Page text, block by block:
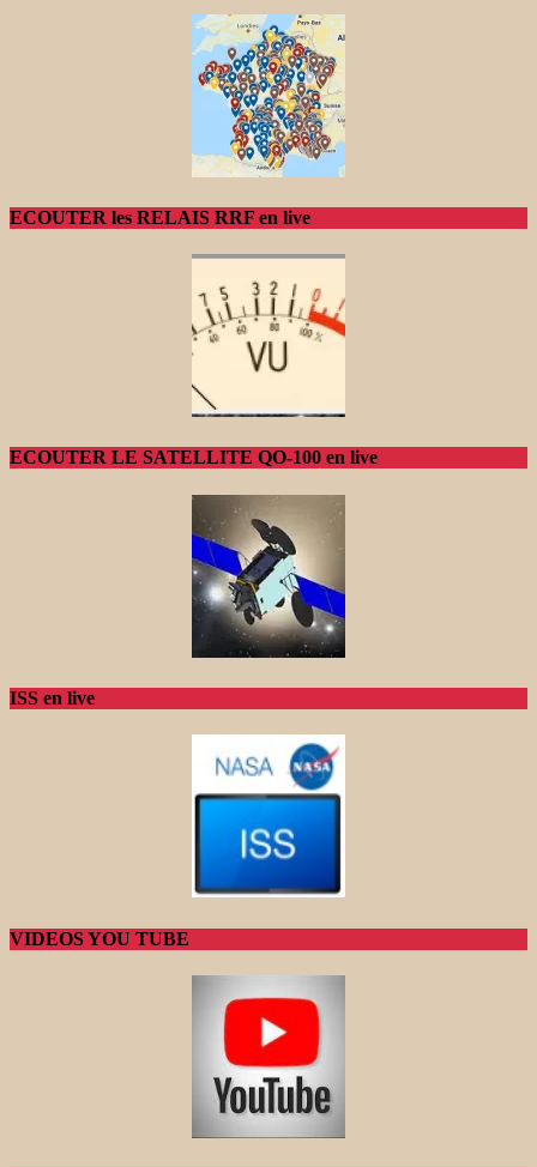
ECOUTER les RELAIS RRF en live
ECOUTER LE SATELLITE QO-100 en live
ISS en live
VIDEOS YOU TUBE